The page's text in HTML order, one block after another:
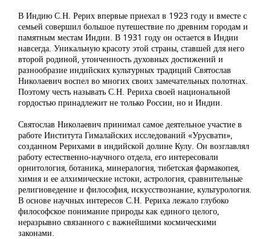
В Индию С.Н. Рерих впервые приехал в 1923 году и вместе с
семьей совершил большое путешествие по древним городам и
памятным местам Индии. В 1931 году он остается в Индии
навсегда. Уникальную красоту этой страны, ставшей для него
второй родиной, утонченность духовных достижений и
разнообразие индийских культурных традиций Святослав
Николаевич воспел во многих своих замечательных полотнах.
Поэтому честь называть С.Н. Рериха своей национальной
гордостью принадлежит не только России, но и Индии.
Святослав Николаевич принимал самое деятельное участие в
работе Института Гималайских исследований «Урусвати»,
созданном Рерихами в индийской долине Кулу. Он возглавлял
работу естественно-научного отдела, его интересовали
орнитология, ботаника, минералогия, тибетская фармакопея,
химия и ее алхимические истоки, астрология, сравнительные
религиоведение и философия, искусствознание, культурология.
В основе научных интересов С.Н. Рериха лежало глубоко
философское понимание природы как единого целого,
неразрывно связанного с важнейшими космическими
законами.